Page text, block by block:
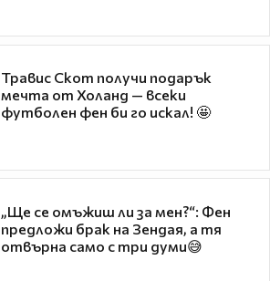
Травис Скот получи подарък
мечта от Холанд — всеки
футболен фен би го искал! 🤩
„Ще се омъжиш ли за мен?“: Фен
предложи брак на Зендая, а тя
отвърна само с три думи😅